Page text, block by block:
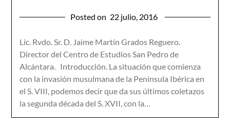
Posted on 22 julio, 2016
Lic. Rvdo. Sr. D. Jaime Martín Grados Reguero.
Director del Centro de Estudios San Pedro de
Alcántara. Introducción. La situación que comienza
con la invasión musulmana de la Península Ibérica en
el S. VIII, podemos decir que da sus últimos coletazos
la segunda década del S. XVII, con la…